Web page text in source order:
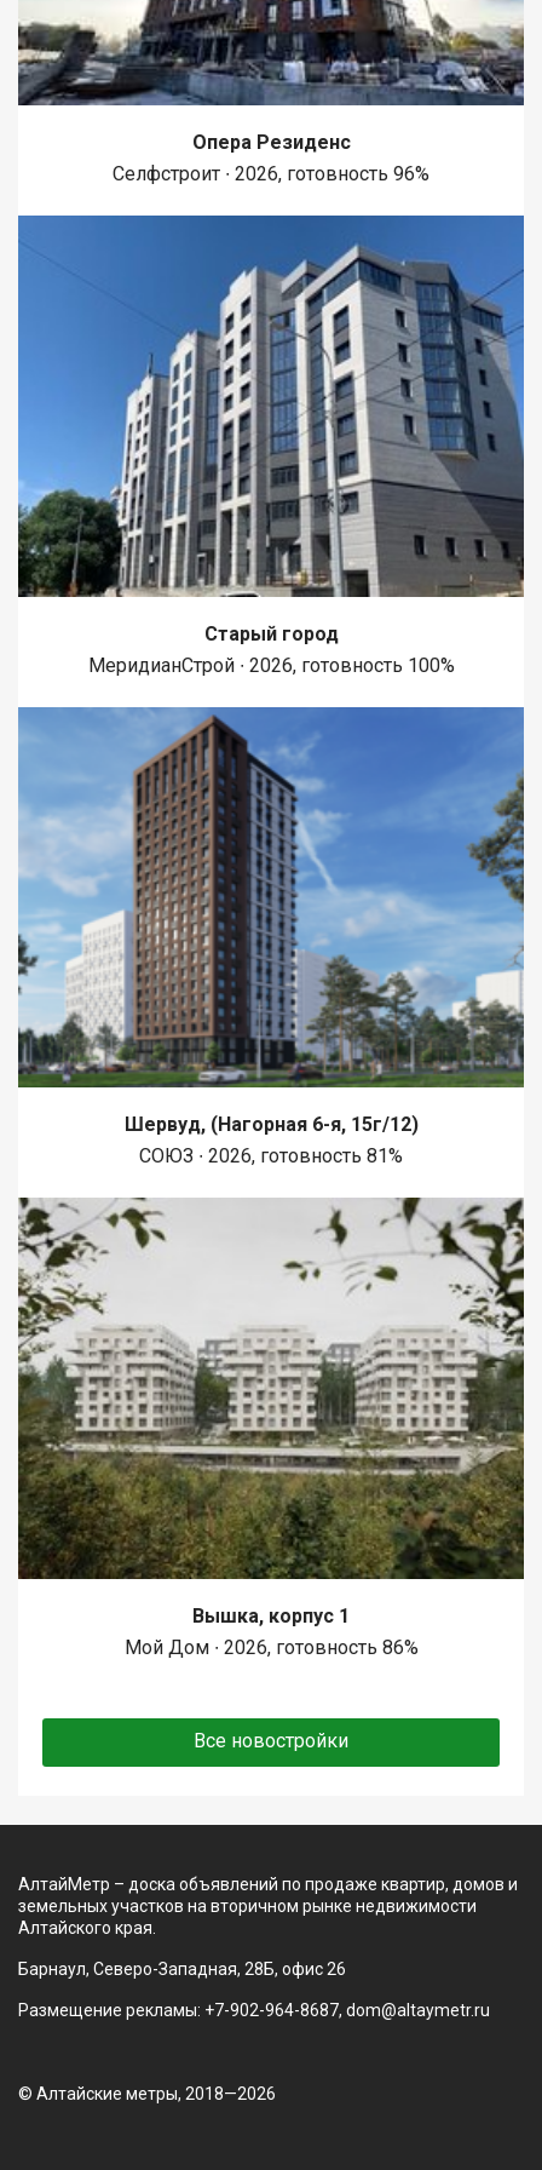
Опера Резиденс
Селфстроит ∙ 2026, готовность 96%
Старый город
МеридианСтрой ∙ 2026, готовность 100%
Шервуд, (Нагорная 6-я, 15г/12)
СОЮЗ ∙ 2026, готовность 81%
Вышка, корпус 1
Мой Дом ∙ 2026, готовность 86%
Все новостройки
АлтайМетр – доска объявлений по продаже квартир, домов и
земельных участков на вторичном рынке недвижимости
Алтайского края.
Барнаул, Северо-Западная, 28Б, офис 26
Размещение рекламы: +7-902-964-8687, dom@altaymetr.ru
© Алтайские метры, 2018—2026